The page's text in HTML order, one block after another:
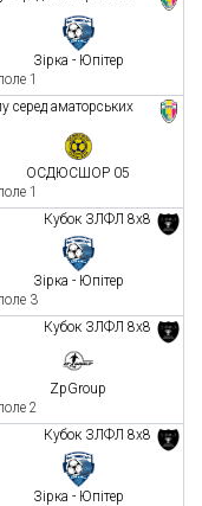
Зірка - Юпітер
1
серед аматорських
ОСДЮСШОР 05
1
Кубок ЗЛФЛ 8х8
Зірка - Юпітер
3
Кубок ЗЛФЛ 8х8
ZpGroup
2
Кубок ЗЛФЛ 8х8
Зірка - Юпітер